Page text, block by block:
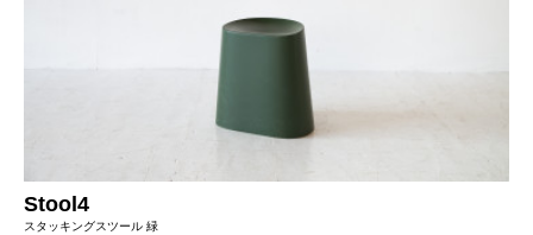
Stool4
スタッキングスツール 緑